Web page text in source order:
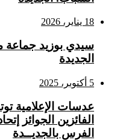
18 يناير، 2026
سيدي بوزيد جماعة
الجديدة
5 أكتوبر، 2025
عدسات الإعلامية
الفائزين الجوائز
الفرس بالجديــدة